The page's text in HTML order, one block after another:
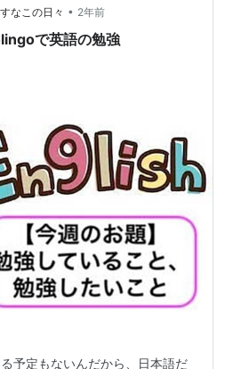
なこの日々 • 2年前
で英語の勉強
予定もないんだから、日本語だ